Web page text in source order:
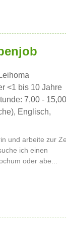
<1 bis 10 Jahre
7,00 -
Englisch,
und arbeite zur
ich einen
oder abe...